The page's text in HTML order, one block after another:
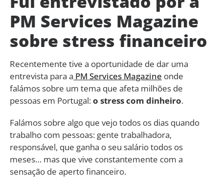
PM Services Magazine
sobre stress financeiro
Recentemente tive a oportunidade de dar uma
entrevista para a PM Services Magazine onde
falámos sobre um tema que afeta milhões de
pessoas em Portugal:o stress com dinheiro.
Falámos sobre algo que vejo todos os dias quando
trabalho com pessoas: gente trabalhadora,
responsável, que ganha o seu salário todos os
meses… mas que vive constantemente com a
sensação de aperto financeiro.